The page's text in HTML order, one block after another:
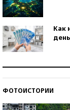
Как
ФОТОИСТОРИИ